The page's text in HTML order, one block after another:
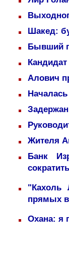
Шакед:
Бывший
Алович
Жителя
Банк
"Кахоль
прямых
Охана: я